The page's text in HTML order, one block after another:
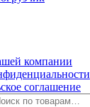
компании
соглашение